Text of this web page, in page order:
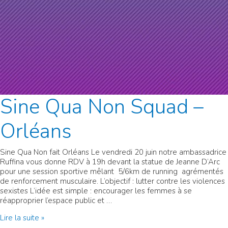
Sine Qua Non Squad –
Orléans
Sine Qua Non fait Orléans Le vendredi 20 juin notre ambassadrice
Ruffina vous donne RDV à 19h devant la statue de Jeanne D’Arc
pour une session sportive mêlant 5/6km de running agrémentés
de renforcement musculaire. L’objectif : lutter contre les violences
sexistes L’idée est simple : encourager les femmes à se
réapproprier l’espace public et …
Sine
Lire la suite »